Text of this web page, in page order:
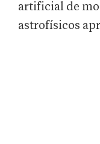
artificial de
astrofísicos